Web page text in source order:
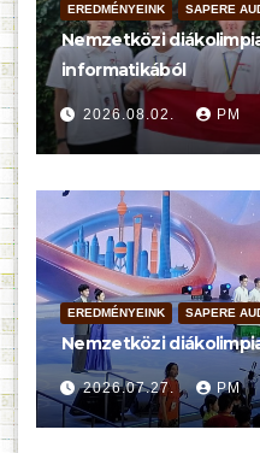
EREDMÉNYEINK SAPERE
Nemzetközi
informatikából
2026.08.02. PM
EREDMÉNYEINK SAPERE
Nemzetközi
2026.07.27. PM